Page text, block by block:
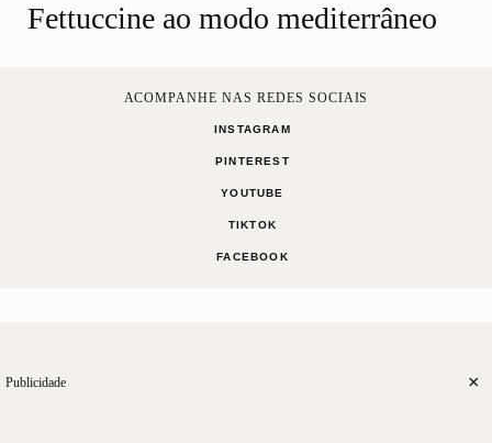
Fettuccine ao modo mediterrâneo
ACOMPANHE NAS REDES SOCIAIS
INSTAGRAM
PINTEREST
YOUTUBE
TIKTOK
FACEBOOK
Publicidade ×